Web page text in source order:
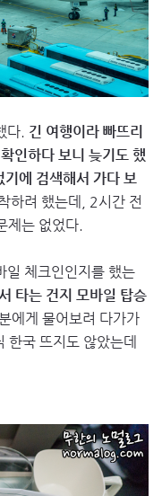
다. 긴 여행이라 빠뜨리
인하다 보니 늦기도 했
에 검색해서 가다 보
하려 했는데, 2시간 전
제는 없었다.
일 체크인인지를 했는
타는 건지 모바일 탑승
에게 물어보려 다가가
한국 뜨지도 않았는데